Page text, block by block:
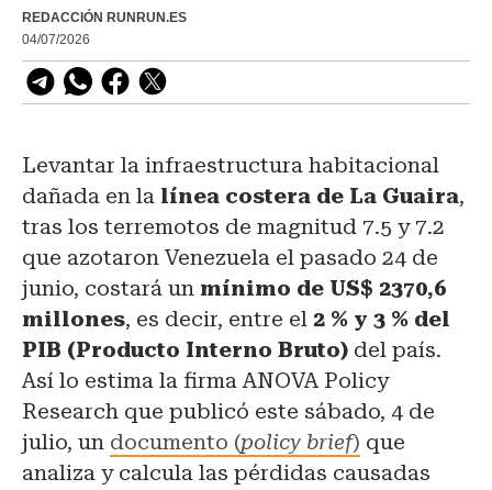
REDACCIÓN RUNRUN.ES
04/07/2026
Levantar la infraestructura habitacional
dañada en la línea costera de La Guaira,
tras los terremotos de magnitud 7.5 y 7.2
que azotaron Venezuela el pasado 24 de
junio, costará un mínimo de US$ 2370,6
millones, es decir, entre el 2 % y 3 % del
PIB (Producto Interno Bruto) del país.
Así lo estima la firma ANOVA Policy
Research que publicó este sábado, 4 de
julio, un documento (policy brief) que
analiza y calcula las pérdidas causadas